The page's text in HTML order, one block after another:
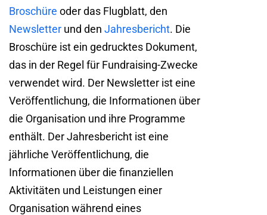
Broschüre oder das Flugblatt, den
Newsletter und den Jahresbericht. Die
Broschüre ist ein gedrucktes Dokument,
das in der Regel für Fundraising-Zwecke
verwendet wird. Der Newsletter ist eine
Veröffentlichung, die Informationen über
die Organisation und ihre Programme
enthält. Der Jahresbericht ist eine
jährliche Veröffentlichung, die
Informationen über die finanziellen
Aktivitäten und Leistungen einer
Organisation während eines